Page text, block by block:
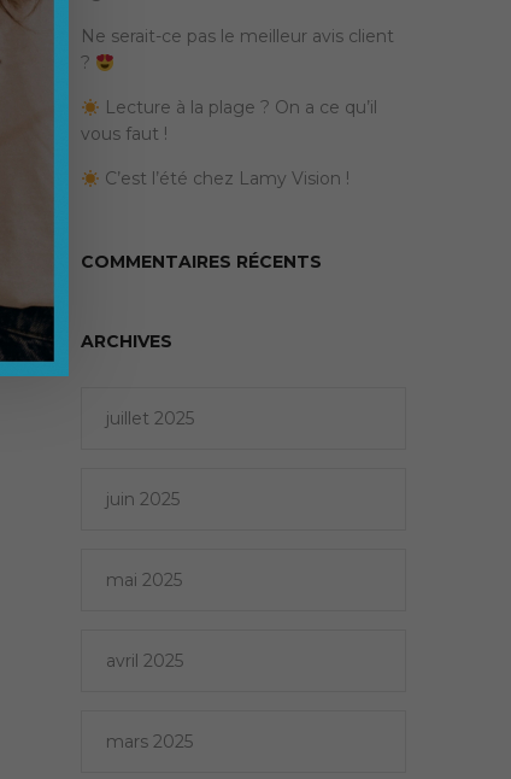
Ne serait-ce pas le meilleur avis client
?
Lecture à la plage ? On a ce qu’il
vous faut !
C’est l’été chez Lamy Vision !
COMMENTAIRES RÉCENTS
ARCHIVES
juillet 2025
juin 2025
mai 2025
avril 2025
mars 2025